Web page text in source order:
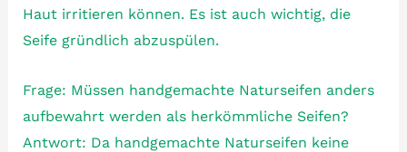
Haut irritieren können. Es ist auch wichtig, die
Seife gründlich abzuspülen.
Frage: Müssen handgemachte Naturseifen anders
aufbewahrt werden als herkömmliche Seifen?
Antwort: Da handgemachte Naturseifen keine